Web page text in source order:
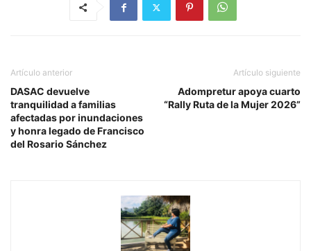
Artículo anterior
DASAC devuelve
tranquilidad a familias
afectadas por inundaciones
y honra legado de Francisco
del Rosario Sánchez
Artículo siguiente
Adompretur apoya cuarto
“Rally Ruta de la Mujer 2026”